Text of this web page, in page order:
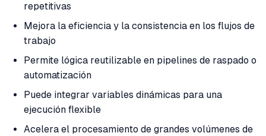
repetitivas
Mejora la eficiencia y la consistencia en los flujos de
trabajo
Permite lógica reutilizable en pipelines de raspado o
automatización
Puede integrar variables dinámicas para una
ejecución flexible
Acelera el procesamiento de grandes volúmenes de